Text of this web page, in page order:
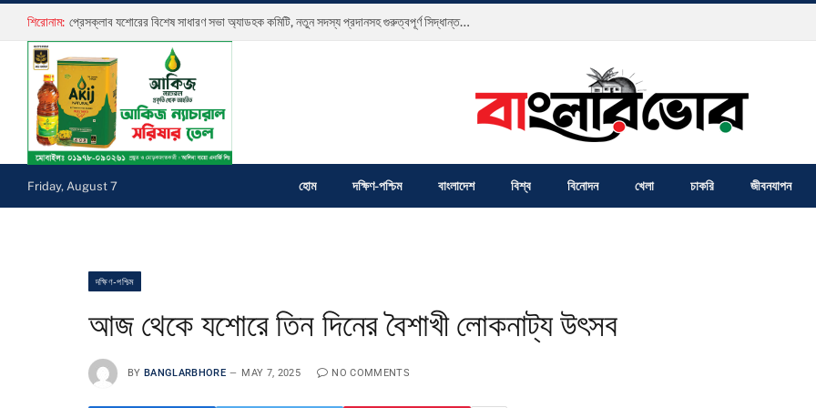
শিরোনাম: প্রেসক্লাব যশোরের বিশেষ সাধারণ সভা অ্যাডহক কমিটি, নতুন সদস্য প্রদানসহ গুরুত্বপূর্ণ সিদ্ধান্ত গৃহীত
Friday, August 7 হোম দক্ষিণ-পশ্চিম বাংলাদেশ বিশ্ব বিনোদন খেলা চাকরি জীবনযাপন
দক্ষিণ-পশ্চিম
আজ থেকে যশোরে তিন দিনের বৈশাখী লোকনাট্য উৎসব
BY BANGLARBHORE MAY 7, 2025 NO COMMENTS